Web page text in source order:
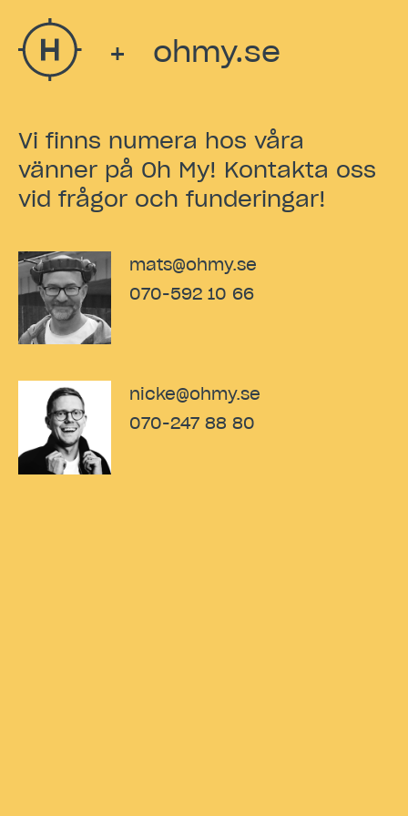
+ ohmy.se
Vi finns numera hos våra
vänner på Oh My! Kontakta oss
vid frågor och funderingar!
mats@ohmy.se
070-592 10 66
nicke@ohmy.se
070-247 88 80